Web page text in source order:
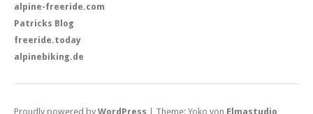
alpine-freeride.com
Patricks Blog
freeride.today
alpinebiking.de
Proudly powered by WordPress Theme: Yoko von Elmastudio